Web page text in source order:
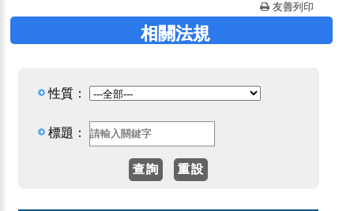
友善列印
相關法規
性質：
標題：